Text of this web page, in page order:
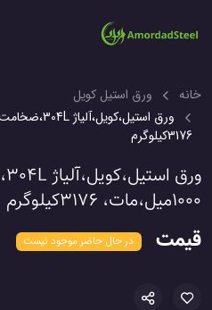
خانه
ورق استیل کویل
3176کیلوگرم
۱۰۰۰میل،مات، 3176کیلوگرم
قیمت در حال حاضر موجود نیست